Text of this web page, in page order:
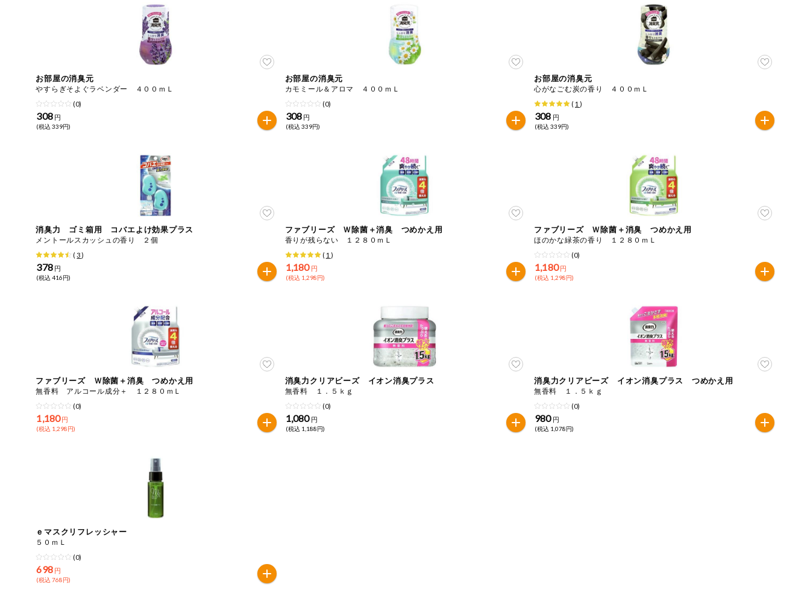
自動注文システム登録
自動注文システム登録を修正する
くらしの定番品（毎週企画）
専門ショップサイト
パルコープ・よどがわ生協の情報サイト
商品のリクエスト
アプリのダウンロード
おやつ
飲料
ーパー
コスメ＆ボデ
ィケア
ベビー
先着限定企画
スマート・ワ
あわび カシューナッツ ごま
マカダミアナッツ もも りんご
アレルゲン情報は、商品企画時の情報のため、ご使用前には必ず商品パッケージの表示をご確認ください。
特定原材料に準ずるものは、お取引先から情報提供のあった範囲でのお知らせです。
お部屋の消臭元
やすらぎそよぐラベンダー ４００ｍＬ
(0)
308 円
(税込 339円)
お部屋の消臭元
カモミール＆アロマ ４００ｍＬ
(0)
308 円
(税込 339円)
お部屋の消臭元
心がなごむ炭の香り ４００ｍＬ
( 1 )
308 円
(税込 339円)
消臭力 ゴミ箱用 コバエよけ効果プラス
メントールスカッシュの香り ２個
(3)
378 円
(税込 416円)
ファブリーズ Ｗ除菌＋消臭 つめかえ用
香りが残らない １２８０ｍＬ
( 1 )
1,180 円
(税込 1,298円)
ファブリーズ Ｗ除菌＋消臭 つめかえ用
ほのかな緑茶の香り １２８０ｍＬ
(0)
1,180 円
(税込 1,298円)
ファブリーズ Ｗ除菌＋消臭 つめかえ用
無香料 アルコール成分＋ １２８０ｍＬ
(0)
1,180 円
(税込 1,298円)
消臭力クリアビーズ イオン消臭プラス
無香料 １．５ｋｇ
(0)
1,080 円
(税込 1,188円)
消臭力クリアビーズ イオン消臭プラス つめかえ用
無香料 １．５ｋｇ
(0)
980 円
(税込 1,078円)
ｅマスクリフレッシャー
５０ｍＬ
(0)
698 円
(税込 768円)